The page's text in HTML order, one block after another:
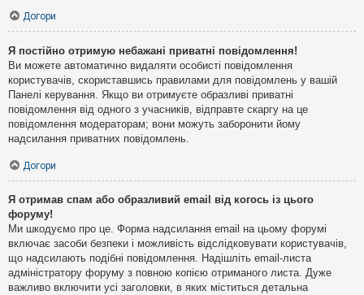
Догори
Я постійно отримую небажані приватні повідомлення!
Ви можете автоматично видаляти особисті повідомлення
користувачів, скориставшись правилами для повідомлень у вашій
Панелі керування. Якщо ви отримуєте образливі приватні
повідомлення від одного з учасників, відправте скаргу на це
повідомлення модераторам; вони можуть заборонити йому
надсилання приватних повідомлень.
Догори
Я отримав спам або образливий email від когось із цього
форуму!
Ми шкодуємо про це. Форма надсилання email на цьому форумі
включає засоби безпеки і можливість відслідковувати користувачів,
що надсилають подібні повідомлення. Надішліть email-листа
адміністратору форуму з повною копією отриманого листа. Дуже
важливо включити усі заголовки, в яких міститься детальна